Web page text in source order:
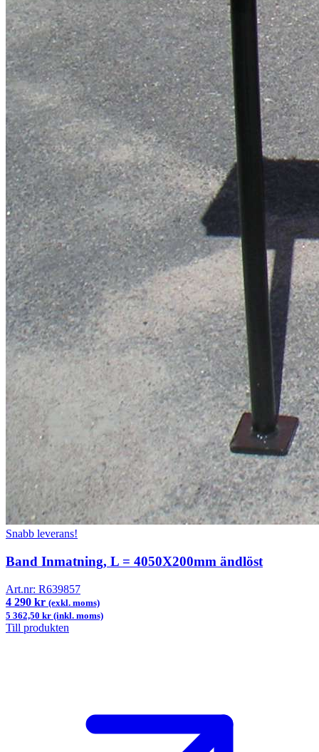
Snabb leverans!
Band Inmatning, L = 4050X200mm ändlöst
Art.nr: R639857
4 290 kr (exkl. moms)
5 362,50 kr (inkl. moms)
Till produkten